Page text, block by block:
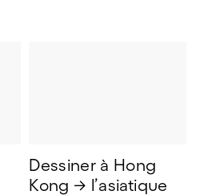
Dessiner à Hong
Kong → l’asiatique